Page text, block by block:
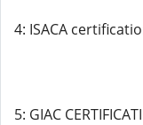
4: ISACA
5: GIAC